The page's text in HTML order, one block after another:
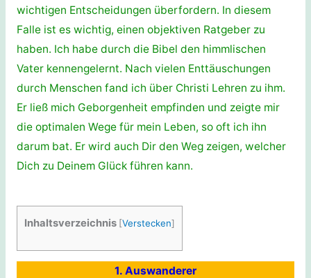
wichtigen Entscheidungen überfordern. In diesem
Falle ist es wichtig, einen objektiven Ratgeber zu
haben. Ich habe durch die Bibel den himmlischen
Vater kennengelernt. Nach vielen Enttäuschungen
durch Menschen fand ich über Christi Lehren zu ihm.
Er ließ mich Geborgenheit empfinden und zeigte mir
die optimalen Wege für mein Leben, so oft ich ihn
darum bat. Er wird auch Dir den Weg zeigen, welcher
Dich zu Deinem Glück führen kann.
Inhaltsverzeichnis [Verstecken]
1. Auswanderer